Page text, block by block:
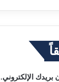
بريدك الإلكتروني.